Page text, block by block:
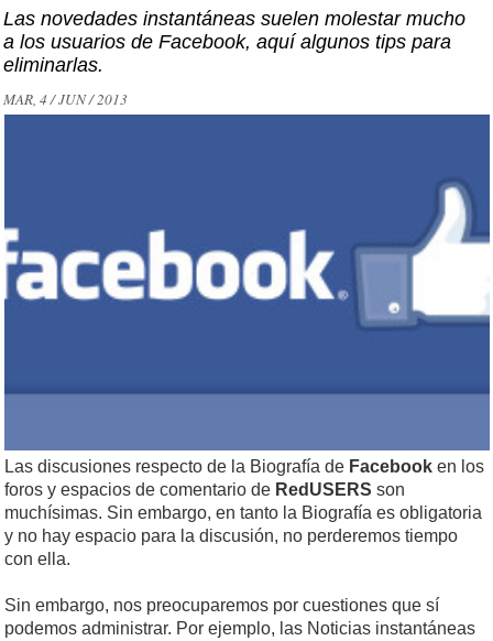
Las novedades instantáneas suelen molestar mucho
a los usuarios de Facebook, aquí algunos tips para
eliminarlas.
MAR, 4 / JUN / 2013
Las discusiones respecto de la Biografía de Facebook en los
foros y espacios de comentario de RedUSERS son
muchísimas. Sin embargo, en tanto la Biografía es obliga­toria
y no hay espacio para la discusión, no perderemos tiempo
con ella.
Sin embargo, nos preocuparemos por cuestio­nes que sí
podemos administrar. Por ejemplo, las Noticias instantáneas